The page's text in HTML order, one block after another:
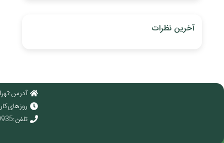
آخرین نظرات
آدرس :
روز های کاری
تلفن : 02166920935